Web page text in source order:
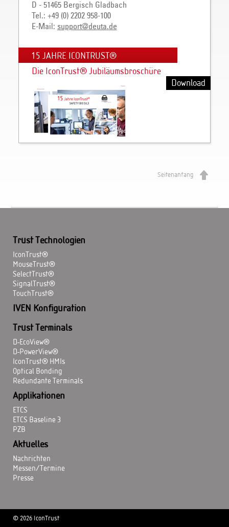
D - 51465 Bergisch Gladbach
Tel.: +49 (0) 2202 958-100
E-Mail: support@deuta.de
15 JAHRE ICONTRUST®
Die IconTrust® Jubiläumsbroschüre
Download
Seitenanfang
Trust Technologien
IconTrust®
MouseTrust®
SelectTrust®
SignalTrust®
TouchTrust®
IVEN Konfiguration
Trust Terminals
D-EcoView®
D-PowerView®
IconTrust® HMIs
Optical Bonding
Redundante Terminals
Applikationen
ETCS
ETCS Baseline 3
PZB
Aktuelles
Nachrichten
Messen/Termine
Presse
© 2026 IconTrust